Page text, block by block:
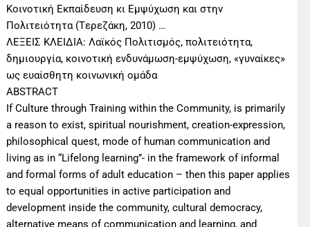
Κοινοτική Εκπαίδευση κι Εμψύχωση και στην
Πολιτειότητα (Tερεζάκη, 2010) …
ΛΕΞΕΙΣ ΚΛΕΙΔΙΑ: Λαϊκός Πολιτισμός, πολιτειότητα,
δημιουργία, κοινοτική ενδυνάμωση-εμψύχωση, «γυναίκες»
ως ευαίσθητη κοινωνική ομάδα
ABSTRACT
If Culture through Training within the Community, is primarily
a reason to exist, spiritual nourishment, creation-expression,
philosophical quest, mode of human communication and
living as in “Lifelong learning”- in the framework of informal
and formal forms of adult education – then this paper applies
to equal opportunities in active participation and
development inside the community, cultural democracy,
alternative means of communication and learning, and